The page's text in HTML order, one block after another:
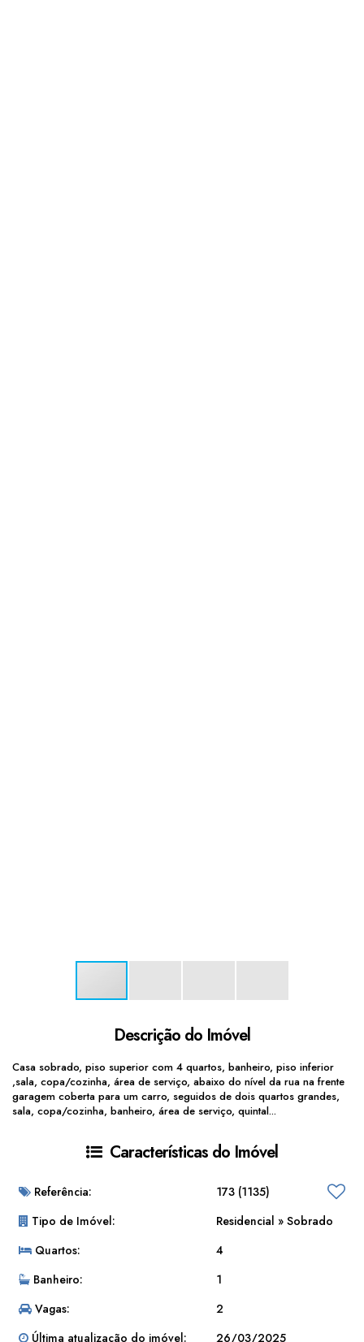
Descrição do Imóvel
Casa sobrado, piso superior com 4 quartos, banheiro, piso inferior
,sala, copa/cozinha, área de serviço, abaixo do nível da rua na frente
garagem coberta para um carro, seguidos de dois quartos grandes,
sala, copa/cozinha, banheiro, área de serviço, quintal...
Características do Imóvel
Referência: 173 (1135)
Tipo de Imóvel:
Residencial » Sobrado
Quartos:
4
Banheiro:
1
Vagas:
2
Última atualização do imóvel:
26/03/2025